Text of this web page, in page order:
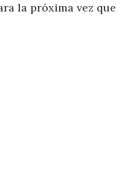
la próxima vez que